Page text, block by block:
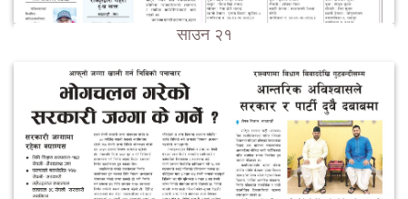
साउन २१